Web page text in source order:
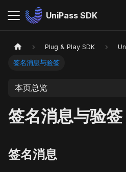
UniPass SDK
Plug & Play SDK
签名消息与验签
本页总览
签名消息与验签
签名消息